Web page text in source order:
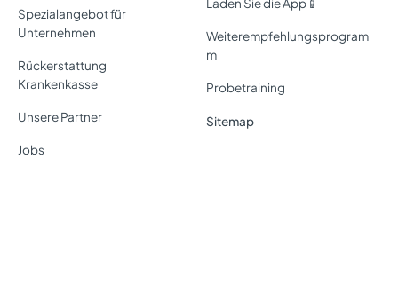
Spezialangebot für
Unternehmen
Rückerstattung
Krankenkasse
Unsere Partner
Jobs
Weiterempfehlungsprogram
m
Probetraining
Sitemap